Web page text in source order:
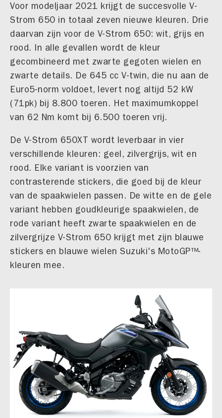
Voor modeljaar 2021 krijgt de succesvolle V-
Strom 650 in totaal zeven nieuwe kleuren. Drie
daarvan zijn voor de V-Strom 650: wit, grijs en
rood. In alle gevallen wordt de kleur
gecombineerd met zwarte gegoten wielen en
zwarte details. De 645 cc V-twin, die nu aan de
Euro5-norm voldoet, levert nog altijd 52 kW
(71pk) bij 8.800 toeren. Het maximumkoppel
van 62 Nm komt bij 6.500 toeren vrij.
De V-Strom 650XT wordt leverbaar in vier
verschillende kleuren: geel, zilvergrijs, wit en
rood. Elke variant is voorzien van
contrasterende stickers, die goed bij de kleur
van de spaakwielen passen. De witte en de gele
variant hebben goudkleurige spaakwielen, de
rode variant heeft zwarte spaakwielen en de
zilvergrijze V-Strom 650 krijgt met zijn blauwe
stickers en blauwe wielen Suzuki's MotoGP™-
kleuren mee.